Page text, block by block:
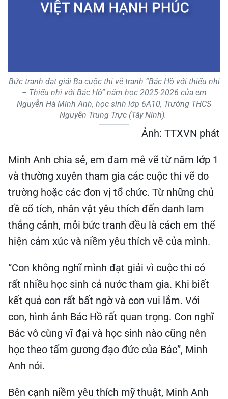
Bức tranh đạt giải Ba cuộc thi vẽ tranh “Bác Hồ với thiếu nhi
– Thiếu nhi với Bác Hồ” năm học 2025-2026 của em
Nguyễn Hà Minh Anh, học sinh lớp 6A10, Trường THCS
Nguyễn Trung Trực (Tây Ninh).
Ảnh: TTXVN phát
Minh Anh chia sẻ, em đam mê vẽ từ năm lớp 1
và thường xuyên tham gia các cuộc thi vẽ do
trường hoặc các đơn vị tổ chức. Từ những chủ
đề cổ tích, nhân vật yêu thích đến danh lam
thắng cảnh, mỗi bức tranh đều là cách em thể
hiện cảm xúc và niềm yêu thích vẽ của mình.
“Con không nghĩ mình đạt giải vì cuộc thi có
rất nhiều học sinh cả nước tham gia. Khi biết
kết quả con rất bất ngờ và con vui lắm. Với
con, hình ảnh Bác Hồ rất quan trọng. Con nghĩ
Bác vô cùng vĩ đại và học sinh nào cũng nên
học theo tấm gương đạo đức của Bác”, Minh
Anh nói.
Bên cạnh niềm yêu thích mỹ thuật, Minh Anh